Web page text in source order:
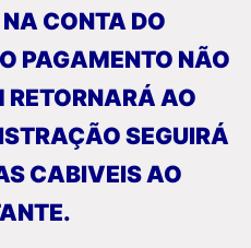
CONTA DO
PAGAMENTO NÃO
RETORNARÁ AO
SEGUIRÁ
CABIVEIS AO